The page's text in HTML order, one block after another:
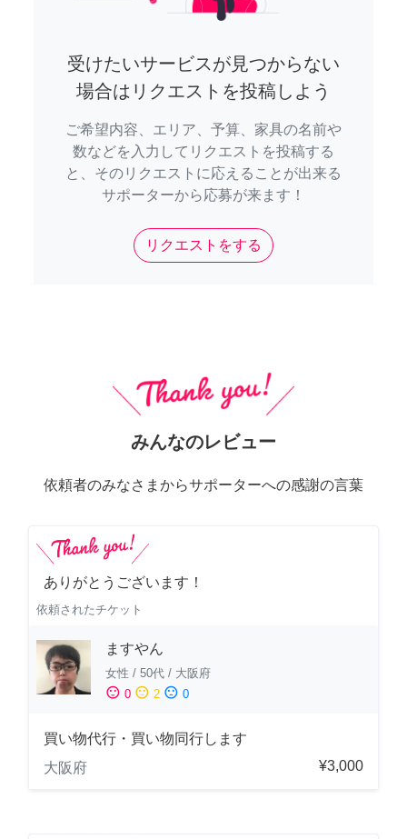
受けたいサービスが見つからない
場合はリクエストを投稿しよう
ご希望内容、エリア、予算、家具の名前や
数などを入力してリクエストを投稿する
と、そのリクエストに応えることが出来る
サポーターから応募が来ます！
リクエストをする
みんなのレビュー
依頼者のみなさまからサポーターへの感謝の言葉
ありがとうございます！
依頼されたチケット
ますやん
女性 / 50代 / 大阪府
sentiment_satisfied 0 sentiment_neutral 2 sentiment_dissatisfied 0
買い物代行・買い物同行します
大阪府
¥3,000